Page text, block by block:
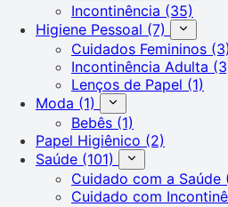
Incontinência (35)
Higiene Pessoal (7)
Cuidados Femininos (3)
Incontinência Adulta
Lenços de Papel (1)
Moda (1)
Bebês (1)
Papel Higiênico (2)
Saúde (101)
Cuidado com a Saúde
Cuidado com